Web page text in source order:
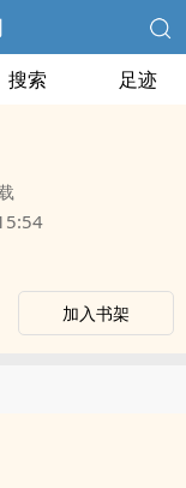
搜索 足迹
加入书架